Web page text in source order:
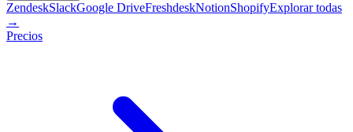
ZendeskSlackGoogle DriveFreshdeskNotionShopifyExplorar todas
→
Precios